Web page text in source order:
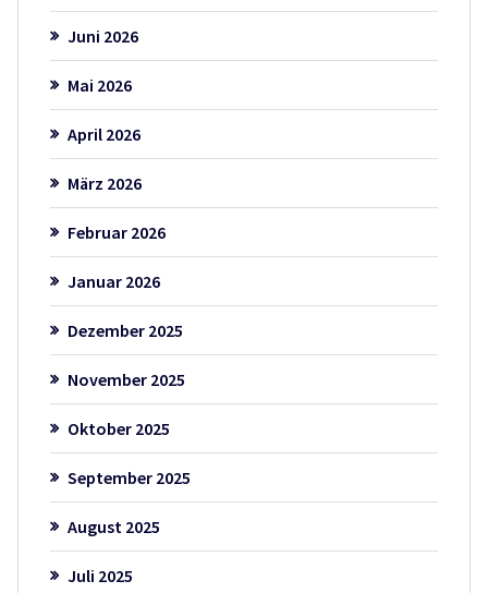
Juni 2026
Mai 2026
April 2026
März 2026
Februar 2026
Januar 2026
Dezember 2025
November 2025
Oktober 2025
September 2025
August 2025
Juli 2025